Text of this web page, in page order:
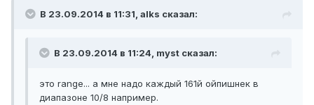
В 23.09.2014 в 11:31, alks сказал:
В 23.09.2014 в 11:24, myst сказал:
это range... а мне надо каждый 161й ойпишнек в
диапазоне 10/8 например.